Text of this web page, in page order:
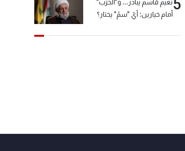
5نعيم قاسم يبادر... و"الحزب"
أمام خيارين: أيّ "سمّ" يختار؟